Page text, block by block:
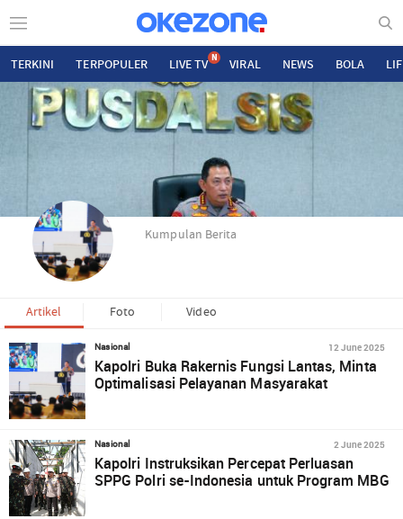
TERKINI TERPOPULER LIVE TV N VIRAL NEWS BOLA
Kumpulan Berita
Artikel Foto Video
Nasional 12 June 2025
Kapolri Buka Rakernis Fungsi Lantas, Minta
Optimalisasi Pelayanan Masyarakat
Nasional 2 June 2025
Kapolri Instruksikan Percepat Perluasan
SPPG Polri se-Indonesia untuk Program MBG